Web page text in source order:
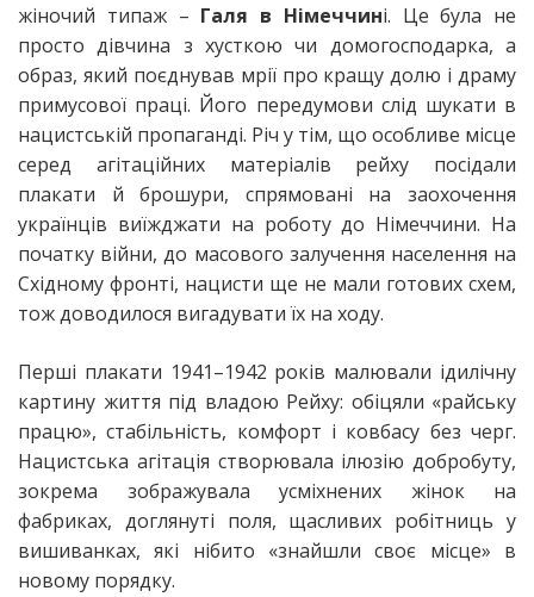
жіночий типаж – Галя в Німеччині. Це була не
просто дівчина з хусткою чи домогосподарка, а
образ, який поєднував мрії про кращу долю і драму
примусової праці. Його передумови слід шукати в
нацистській пропаганді. Річ у тім, що особливе місце
серед агітаційних матеріалів рейху посідали
плакати й брошури, спрямовані на заохочення
українців виїжджати на роботу до Німеччини. На
початку війни, до масового залучення населення на
Східному фронті, нацисти ще не мали готових схем,
тож доводилося вигадувати їх на ходу.
Перші плакати 1941–1942 років малювали ідилічну
картину життя під владою Рейху: обіцяли «райську
працю», стабільність, комфорт і ковбасу без черг.
Нацистська агітація створювала ілюзію добробуту,
зокрема зображувала усміхнених жінок на
фабриках, доглянуті поля, щасливих робітниць у
вишиванках, які нібито «знайшли своє місце» в
новому порядку.